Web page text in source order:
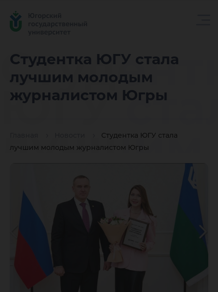
Студентка ЮГУ стала
лучшим молодым
журналистом Югры
Студентка ЮГУ стала
лучшим молодым журналистом Югры
ЮГУ
лучшим
Югры